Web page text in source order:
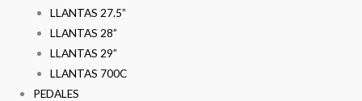
LLANTAS 27.5”
LLANTAS 28”
LLANTAS 29”
LLANTAS 700C
PEDALES